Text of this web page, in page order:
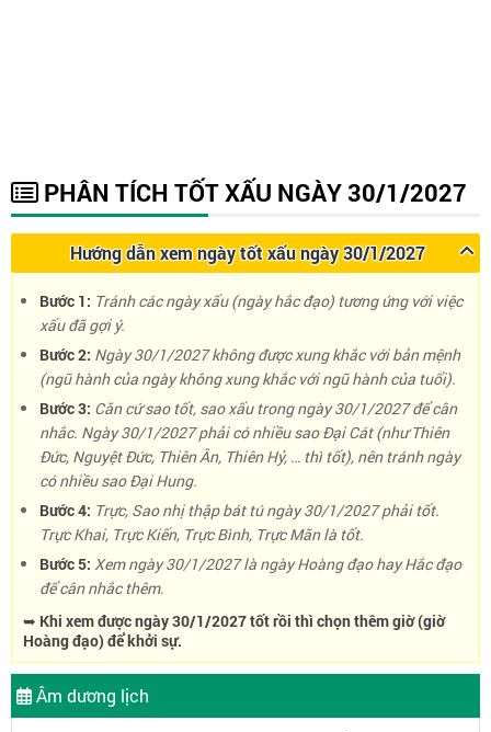
PHÂN TÍCH TỐT XẤU NGÀY 30/1/2027
Hướng dẫn xem ngày tốt xấu ngày 30/1/2027
Bước 1: Tránh các ngày xấu (ngày hắc đạo) tương ứng với việc
xấu đã gợi ý.
Bước 2: Ngày 30/1/2027 không được xung khắc với bản mệnh
(ngũ hành của ngày không xung khắc với ngũ hành của tuổi).
Bước 3: Căn cứ sao tốt, sao xấu trong ngày 30/1/2027 để cân
nhắc. Ngày 30/1/2027 phải có nhiều sao Đại Cát (như Thiên
Đức, Nguyệt Đức, Thiên Ân, Thiên Hỷ, … thì tốt), nên tránh ngày
có nhiều sao Đại Hung.
Bước 4: Trực, Sao nhị thập bát tú ngày 30/1/2027 phải tốt.
Trực Khai, Trực Kiến, Trực Bình, Trực Mãn là tốt.
Bước 5: Xem ngày 30/1/2027 là ngày Hoàng đạo hay Hắc đạo
để cân nhắc thêm.
➥ Khi xem được ngày 30/1/2027 tốt rồi thì chọn thêm giờ (giờ
Hoàng đạo) để khởi sự.
Âm dương lịch